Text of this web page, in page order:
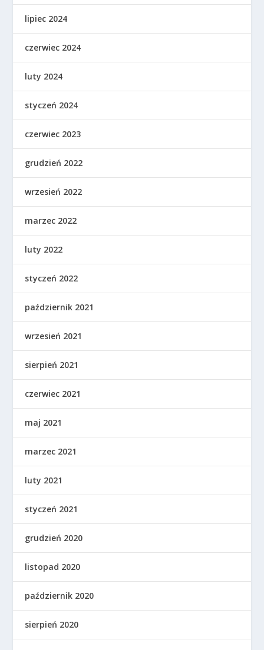
lipiec 2024
czerwiec 2024
luty 2024
styczeń 2024
czerwiec 2023
grudzień 2022
wrzesień 2022
marzec 2022
luty 2022
styczeń 2022
październik 2021
wrzesień 2021
sierpień 2021
czerwiec 2021
maj 2021
marzec 2021
luty 2021
styczeń 2021
grudzień 2020
listopad 2020
październik 2020
sierpień 2020